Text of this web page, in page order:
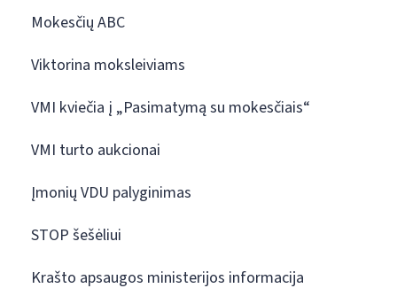
Mokesčių ABC
Viktorina moksleiviams
VMI kviečia į „Pasimatymą su mokesčiais“
VMI turto aukcionai
Įmonių VDU palyginimas
STOP šešėliui
Krašto apsaugos ministerijos informacija